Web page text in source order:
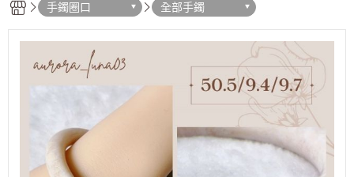
手鐲圈口 全部手鐲